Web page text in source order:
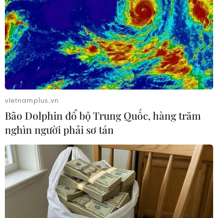
trình nuôi dưỡng con từ trong bụng mẹ.
Gắn kết cộng đồng lao động Việt Nam ở
Hàn Quốc vì sức khỏe và đoàn kết
08/06/2025 14:56
vietnamplus.vn
Bão Dolphin đổ bộ Trung Quốc, hàng trăm
nghìn người phải sơ tán